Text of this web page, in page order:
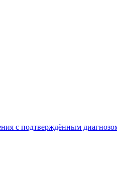
с подтверждённым